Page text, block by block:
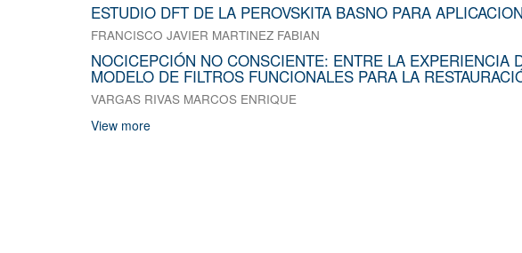
ESTUDIO DFT DE LA PEROVSKITA BASNO PARA
FRANCISCO JAVIER MARTINEZ FABIAN
NOCICEPCIÓN NO CONSCIENTE: ENTRE LA EXPERIENCIA
MODELO DE FILTROS FUNCIONALES PARA LA
VARGAS RIVAS MARCOS ENRIQUE
View more